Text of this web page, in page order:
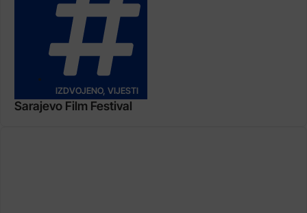
IZDVOJENO, VIJESTI
Sarajevo Film Festival